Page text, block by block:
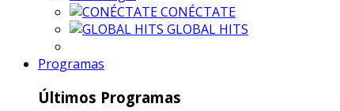
CONÉCTATE
GLOBAL HITS
Programas
Últimos Programas